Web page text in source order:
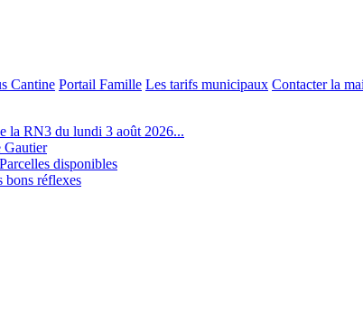
Cantine Portail Famille Les tarifs municipaux Contacter la
la RN3 du lundi 3 août 2026...
Gautier
disponibles
bons réflexes